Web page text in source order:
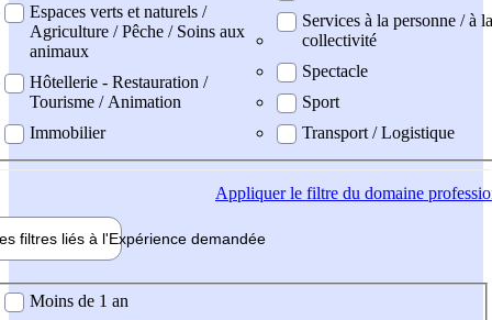
Espaces verts et naturels /
Agriculture / Pêche / Soins aux
animaux
Hôtellerie - Restauration /
Tourisme / Animation
Immobilier
Services à la personne / à la
collectivité
Spectacle
Sport
Transport / Logistique
Appliquerle filtre du domaine
filtres liés à l'Expérience demandée
demandée
Moins de 1 an